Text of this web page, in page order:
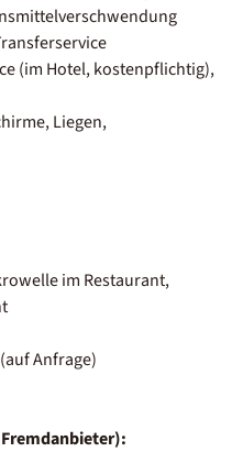
(im Hotel, kostenpflichtig),
Liegen,
im Restaurant,
Anfrage)